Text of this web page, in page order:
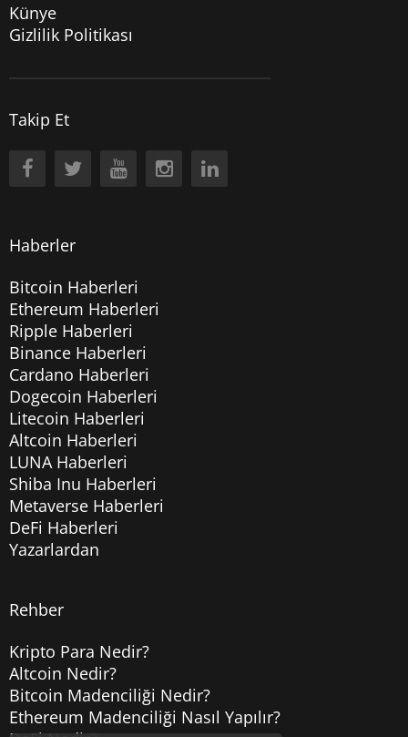
Künye
Gizlilik Politikası
Takip Et
Haberler
Bitcoin Haberleri
Ethereum Haberleri
Ripple Haberleri
Binance Haberleri
Cardano Haberleri
Dogecoin Haberleri
Litecoin Haberleri
Altcoin Haberleri
LUNA Haberleri
Shiba Inu Haberleri
Metaverse Haberleri
DeFi Haberleri
Yazarlardan
Rehber
Kripto Para Nedir?
Altcoin Nedir?
Bitcoin Madenciliği Nedir?
Ethereum Madenciliği Nasıl Yapılır?